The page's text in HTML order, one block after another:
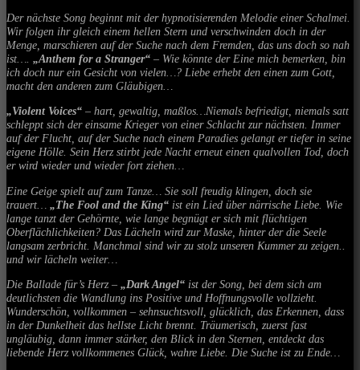
Der nächste Song beginnt mit der hypnotisierenden Melodie einer Schalmei.
Wir folgen ihr gleich einem hellen Stern und verschwinden doch in der
Menge, marschieren auf der Suche nach dem Fremden, das uns doch so nah
ist…. „Anthem for a Stranger“ – Wie könnte der Eine mich bemerken, bin
ich doch nur ein Gesicht von vielen…? Liebe erhebt den einen zum Gott,
macht den anderen zum Gläubigen…
„Violent Voices“ – hart, gewaltig, maßlos…Niemals befriedigt, niemals satt
schleppt sich der einsame Krieger von einer Schlacht zur nächsten. Immer
auf der Flucht, auf der Suche nach einem Paradies gelangt er tiefer in seine
eigene Hölle. Sein Herz stirbt jede Nacht erneut einen qualvollen Tod, doch
er wird wieder und wieder fort ziehen…
Eine Geige spielt auf zum Tanze… Sie soll freudig klingen, doch sie
trauert… „The Fool and the King“ ist ein Lied über närrische Liebe. Wie
lange tanzt der Gehörnte, wie lange begnügt er sich mit flüchtigen
Oberflächlichkeiten? Das Lächeln wird zur Maske, hinter der die Seele
langsam zerbricht. Manchmal sind wir zu stolz unseren Kummer zu zeigen..
und wir lächeln weiter…
Die Ballade für’s Herz – „Dark Angel“ ist der Song, bei dem sich am
deutlichsten die Wandlung ins Positive und Hoffnungsvolle vollzieht.
Wunderschön, vollkommen – sehnsuchtsvoll, glücklich, das Erkennen, dass
in der Dunkelheit das hellste Licht brennt. Träumerisch, zuerst fast
ungläubig, dann immer stärker, den Blick in den Sternen, entdeckt das
liebende Herz vollkommenes Glück, wahre Liebe. Die Suche ist zu Ende…